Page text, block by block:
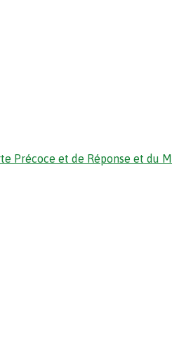
Précoce et de Réponse et du